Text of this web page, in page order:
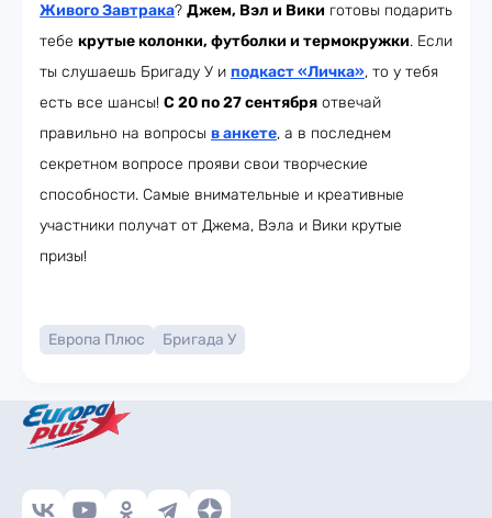
Живого Завтрака? Джем, Вэл и Вики готовы подарить
тебе крутые колонки, футболки и термокружки. Если
ты слушаешь Бригаду У и подкаст «Личка», то у тебя
есть все шансы! С 20 по 27 сентября отвечай
правильно на вопросы в анкете, а в последнем
секретном вопросе прояви свои творческие
способности. Самые внимательные и креативные
участники получат от Джема, Вэла и Вики крутые
призы!
Европа Плюс Бригада У